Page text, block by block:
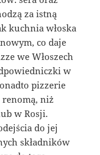
za istną
kuchnia włoska
co daje
we Włoszech
w
pizzerie
renomą, niż
w Rosji.
do jej
składników